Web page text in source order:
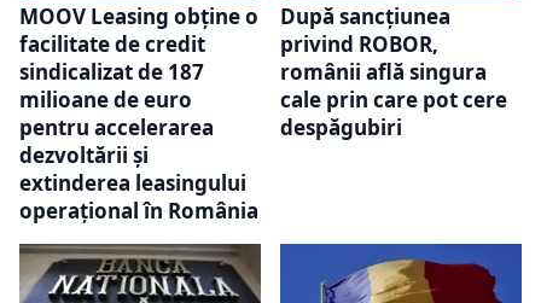
MOOV Leasing obține o
facilitate de credit
sindicalizat de 187
milioane de euro
pentru accelerarea
dezvoltării și
extinderea leasingului
operațional în România
După sancțiunea
privind ROBOR,
românii află singura
cale prin care pot cere
despăgubiri